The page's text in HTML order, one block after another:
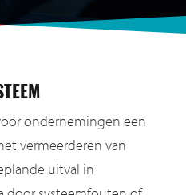
ondernemingen een
vermeerderen van
uitval in